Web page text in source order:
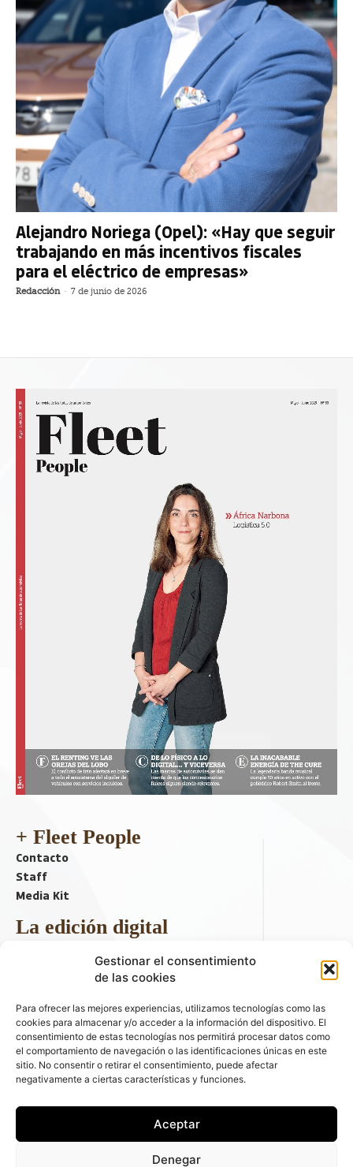
Gestionar el consentimiento
de las cookies
Para ofrecer las mejores experiencias, utilizamos tecnologías como las
cookies para almacenar y/o acceder a la información del dispositivo. El
consentimiento de estas tecnologías nos permitirá procesar datos como
el comportamiento de navegación o las identificaciones únicas en este
sitio. No consentir o retirar el consentimiento, puede afectar
negativamente a ciertas características y funciones.
Aceptar
Denegar
Alejandro Noriega (Opel): «Hay que seguir
trabajando en más incentivos fiscales
para el eléctrico de empresas»
Redacción - 7 de junio de 2026
+ Fleet People
Contacto
Staff
Media Kit
La edición digital
Descargar último ejemplar
ir a hemeroteca
+ Contenido en redes sociales